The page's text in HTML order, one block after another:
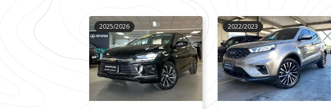
2025/2026 2022/2023